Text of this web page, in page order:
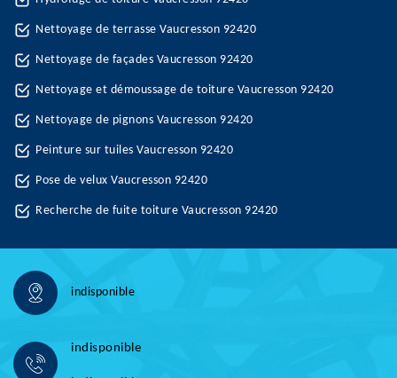
Nettoyage de terrasse Vaucresson 92420
Nettoyage de façades Vaucresson 92420
Nettoyage et démoussage de toiture Vaucresson 92420
Nettoyage de pignons Vaucresson 92420
Peinture sur tuiles Vaucresson 92420
Pose de velux Vaucresson 92420
Recherche de fuite toiture Vaucresson 92420
indisponible
indisponible